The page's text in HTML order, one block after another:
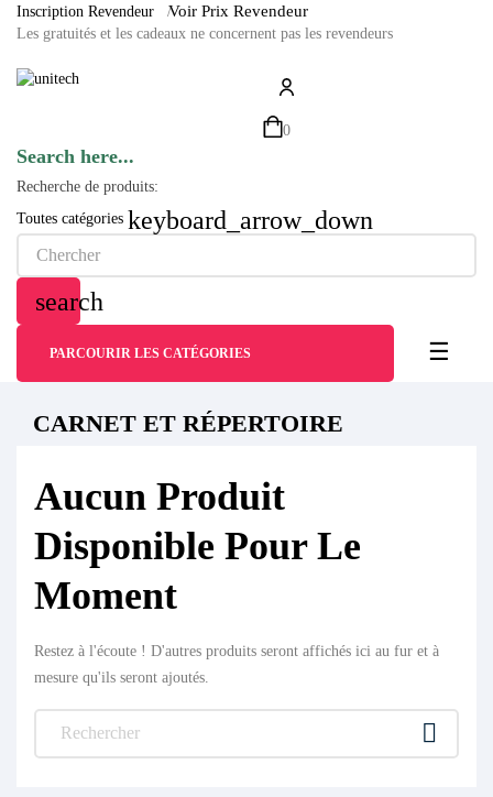
Inscription Revendeur /Voir Prix Revendeur
Les gratuités et les cadeaux ne concernent pas les revendeurs
0
Search here...
Recherche de produits:
Toutes catégories keyboard_arrow_down
search
PARCOURIR LES CATÉGORIES ☰
CARNET ET RÉPERTOIRE
Aucun Produit
Disponible Pour Le
Moment
Restez à l'écoute ! D'autres produits seront affichés ici au fur et à
mesure qu'ils seront ajoutés.
